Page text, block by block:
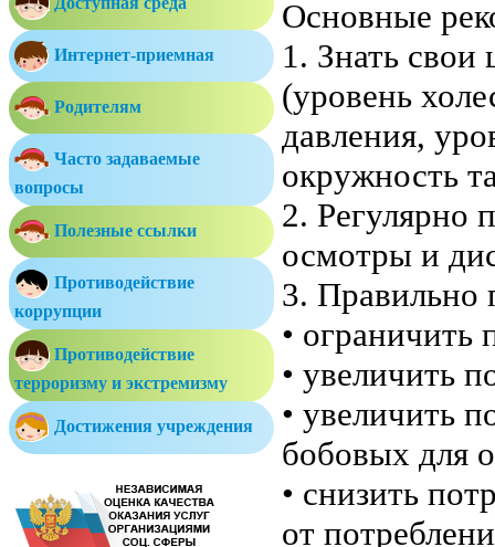
Интернет-приемная
Родителям
Часто задаваемые
вопросы
Полезные ссылки
Противодействие
коррупции
Противодействие
терроризму и экстремизму
Достижения учреждения
Основные
1. Знать
(уровень
давления,
окружность
2. Регулярно
осмотры и
3. Правильно
• ограничить
• увеличить
• увеличить
бобовых для
• снизить
от